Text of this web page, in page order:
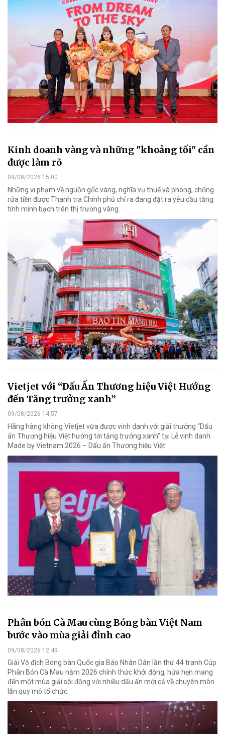
Kinh doanh vàng và những "khoảng tối" cần
được làm rõ
09/08/2026 15:00
Những vi phạm về nguồn gốc vàng, nghĩa vụ thuế và phòng, chống
rửa tiền được Thanh tra Chính phủ chỉ ra đang đặt ra yêu cầu tăng
tính minh bạch trên thị trường vàng.
Vietjet với “Dấu Ấn Thương hiệu Việt Hướng
đến Tăng trưởng xanh”
09/08/2026 14:57
Hãng hàng không Vietjet vừa được vinh danh với giải thưởng “Dấu
ấn Thương hiệu Việt hướng tới tăng trưởng xanh” tại Lễ vinh danh
Made by Vietnam 2026 – Dấu ấn Thương hiệu Việt.
Phân bón Cà Mau cùng Bóng bàn Việt Nam
bước vào mùa giải đỉnh cao
09/08/2026 12:49
Giải Vô địch Bóng bàn Quốc gia Báo Nhân Dân lần thứ 44 tranh Cúp
Phân Bón Cà Mau năm 2026 chính thức khởi động, hứa hẹn mang
đến một mùa giải sôi động với nhiều dấu ấn mới cả về chuyên môn
lẫn quy mô tổ chức.